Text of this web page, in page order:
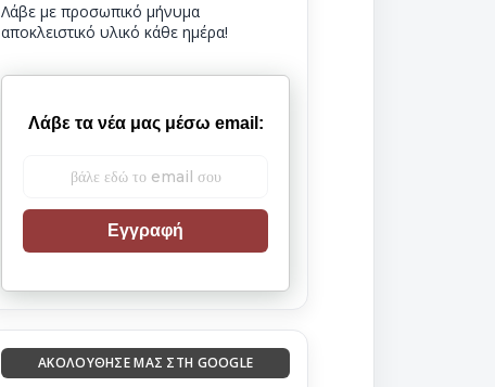
Λάβε με προσωπικό μήνυμα
αποκλειστικό υλικό κάθε ημέρα!
Λάβε τα νέα μας μέσω email:
Εγγραφή
ΑΚΟΛΟΎΘΗΣΈ ΜΑΣ ΣΤΗ GOOGLE